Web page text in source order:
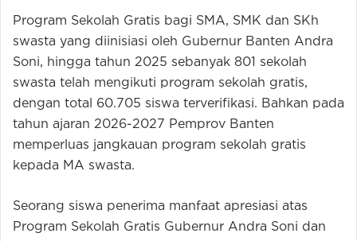
Program Sekolah Gratis bagi SMA, SMK dan SKh
swasta yang diinisiasi oleh Gubernur Banten Andra
Soni, hingga tahun 2025 sebanyak 801 sekolah
swasta telah mengikuti program sekolah gratis,
dengan total 60.705 siswa terverifikasi. Bahkan pada
tahun ajaran 2026-2027 Pemprov Banten
memperluas jangkauan program sekolah gratis
kepada MA swasta.
Seorang siswa penerima manfaat apresiasi atas
Program Sekolah Gratis Gubernur Andra Soni dan